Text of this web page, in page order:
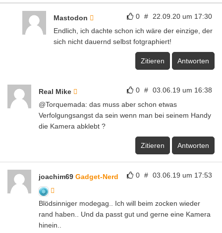
0 # 22.09.20 um 17:30
Mastodon
Endlich, ich dachte schon ich wäre der einzige, der
sich nicht dauernd selbst fotgraphiert!
Zitieren Antworten
0 # 03.06.19 um 16:38
Real Mike
@Torquemada: das muss aber schon etwas
Verfolgungsangst da sein wenn man bei seinem Handy
die Kamera abklebt ?
Zitieren Antworten
0 # 03.06.19 um 17:53
joachim69 Gadget-Nerd
Blödsinniger modegag.. Ich will beim zocken wieder
rand haben.. Und da passt gut und gerne eine Kamera
hinein..